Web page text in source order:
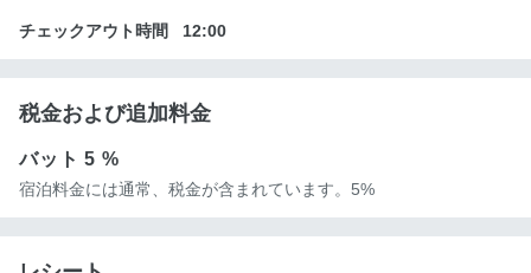
チェックアウト時間 12:00
税金および追加料金
バット5 %
宿泊料金には通常、税金が含まれています。5%